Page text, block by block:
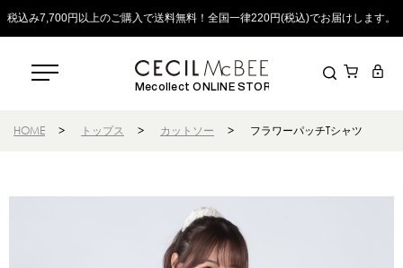
税込み7,700円以上のご購入で送料無料！全国一律220円(税込)でお届けします。
Mecollect ONLINE STORE
HOME > トップス > カットソー > フラワーパッチTシャツ